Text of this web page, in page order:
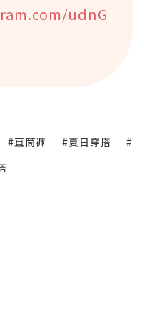
udnG
#直筒褲 #夏日穿搭
#